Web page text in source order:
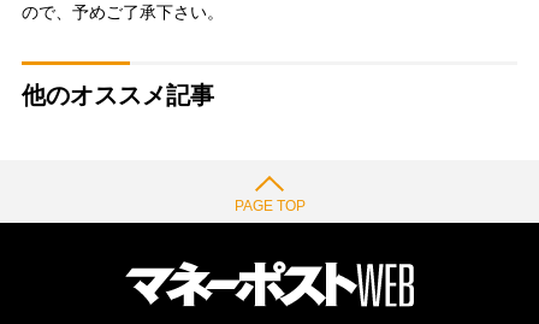
ので、予めご了承下さい。
他のオススメ記事
PAGE TOP